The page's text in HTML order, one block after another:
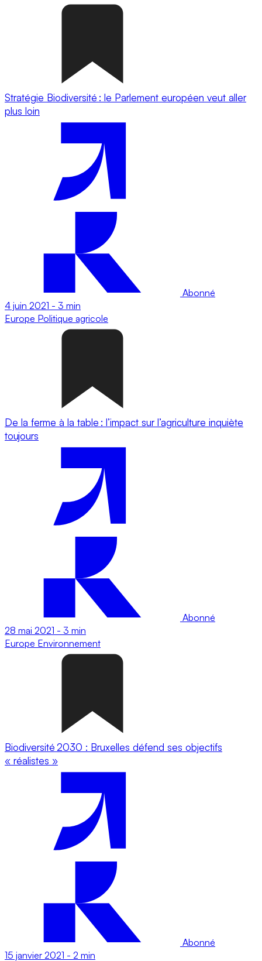
Stratégie Biodiversité : le Parlement européen veut aller
plus loin
Abonné
4 juin 2021 - 3 min
Europe Politique agricole
De la ferme à la table : l’impact sur l’agriculture inquiète
toujours
Abonné
28 mai 2021 - 3 min
Europe Environnement
Biodiversité 2030 : Bruxelles défend ses objectifs
« réalistes »
Abonné
15 janvier 2021 - 2 min